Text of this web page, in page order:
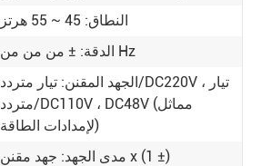
النطاق: 45 ~ 55 هرتز
الدقة: ± من من من Hz
الجهد المقنن: تيار متردد/DC220V ، تيار
متردد/DC110V ، DC48V (مماثل
لإمدادات الطاقة)
مدى الجهد: جهد مقنن x (1 ±)